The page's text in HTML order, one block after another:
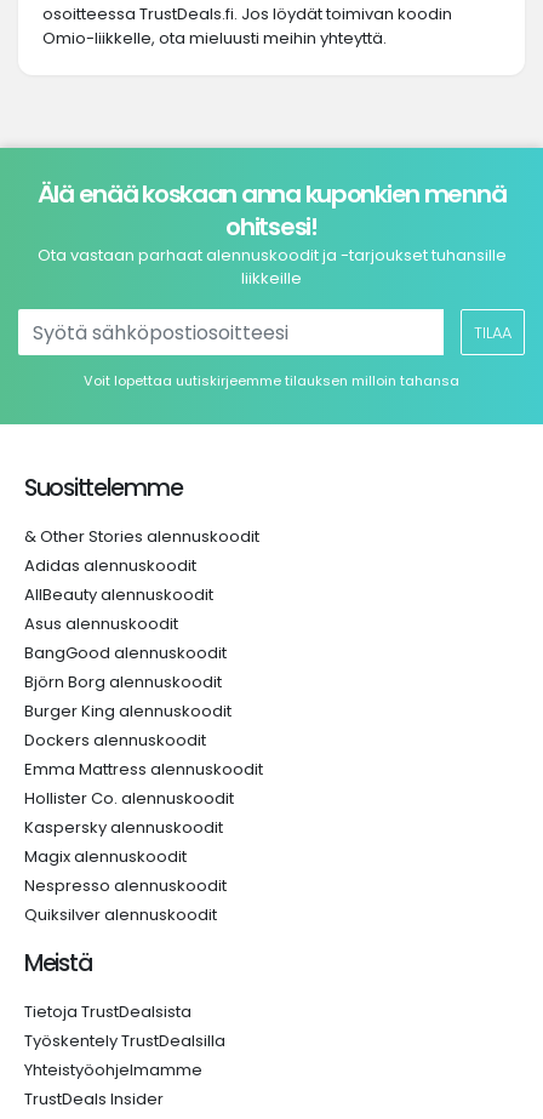
osoitteessa TrustDeals.fi. Jos löydät toimivan koodin
Omio-liikkelle, ota mieluusti meihin yhteyttä.
Älä enää koskaan anna kuponkien mennä
ohitsesi!
Ota vastaan parhaat alennuskoodit ja -tarjoukset tuhansille
liikkeille
TILAA
Voit lopettaa uutiskirjeemme tilauksen milloin tahansa
Suosittelemme
& Other Stories alennuskoodit
Adidas alennuskoodit
AllBeauty alennuskoodit
Asus alennuskoodit
BangGood alennuskoodit
Björn Borg alennuskoodit
Burger King alennuskoodit
Dockers alennuskoodit
Emma Mattress alennuskoodit
Hollister Co. alennuskoodit
Kaspersky alennuskoodit
Magix alennuskoodit
Nespresso alennuskoodit
Quiksilver alennuskoodit
Meistä
Tietoja TrustDealsista
Työskentely TrustDealsilla
Yhteistyöohjelmamme
TrustDeals Insider